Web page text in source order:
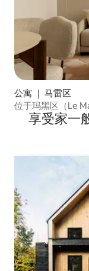
公寓 ｜ 马雷区
位于玛黑区（Le
享受家一